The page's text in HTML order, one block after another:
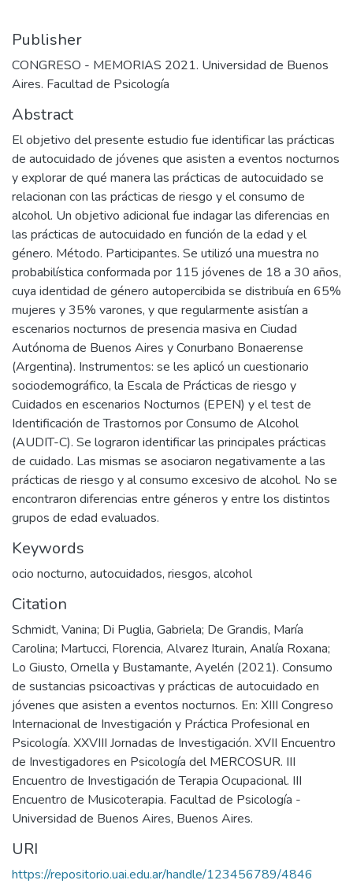
Publisher
CONGRESO - MEMORIAS 2021. Universidad de Buenos
Aires. Facultad de Psicología
Abstract
El objetivo del presente estudio fue identificar las prácticas
de autocuidado de jóvenes que asisten a eventos nocturnos
y explorar de qué manera las prácticas de autocuidado se
relacionan con las prácticas de riesgo y el consumo de
alcohol. Un objetivo adicional fue indagar las diferencias en
las prácticas de autocuidado en función de la edad y el
género. Método. Participantes. Se utilizó una muestra no
probabilística conformada por 115 jóvenes de 18 a 30 años,
cuya identidad de género autopercibida se distribuía en 65%
mujeres y 35% varones, y que regularmente asistían a
escenarios nocturnos de presencia masiva en Ciudad
Autónoma de Buenos Aires y Conurbano Bonaerense
(Argentina). Instrumentos: se les aplicó un cuestionario
sociodemográfico, la Escala de Prácticas de riesgo y
Cuidados en escenarios Nocturnos (EPEN) y el test de
Identificación de Trastornos por Consumo de Alcohol
(AUDIT-C). Se lograron identificar las principales prácticas
de cuidado. Las mismas se asociaron negativamente a las
prácticas de riesgo y al consumo excesivo de alcohol. No se
encontraron diferencias entre géneros y entre los distintos
grupos de edad evaluados.
Keywords
ocio nocturno, autocuidados, riesgos, alcohol
Citation
Schmidt, Vanina; Di Puglia, Gabriela; De Grandis, María
Carolina; Martucci, Florencia, Alvarez Iturain, Analía Roxana;
Lo Giusto, Ornella y Bustamante, Ayelén (2021). Consumo
de sustancias psicoactivas y prácticas de autocuidado en
jóvenes que asisten a eventos nocturnos. En: XIII Congreso
Internacional de Investigación y Práctica Profesional en
Psicología. XXVIII Jornadas de Investigación. XVII Encuentro
de Investigadores en Psicología del MERCOSUR. III
Encuentro de Investigación de Terapia Ocupacional. III
Encuentro de Musicoterapia. Facultad de Psicología -
Universidad de Buenos Aires, Buenos Aires.
URI
https://repositorio.uai.edu.ar/handle/123456789/4846